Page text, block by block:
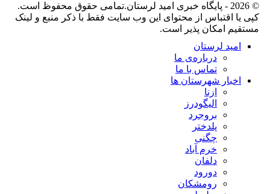
© 2026 - پایگاه خبری اميد لرستان.تمامی حقوق محفوظ است.
کپی یا اقتباس از محتوای این وب سایت فقط با ذکر منبع و لینک
مستقیم امکان پذیر است.
امید لرستان
درباره‌ی ما
تماس با ما
اخبار شهرستان ها
ازنا
الیگودرز
بروجرد
پلدختر
چگنی
خرم آباد
دلفان
دورود
رومشکان